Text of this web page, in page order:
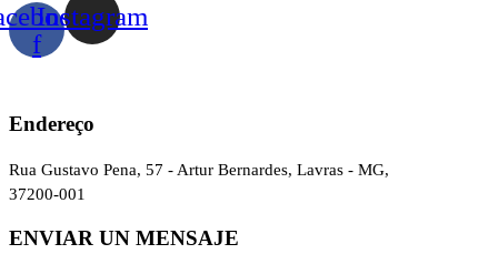
f
Instagram
Endereço
Rua Gustavo Pena, 57 - Artur Bernardes, Lavras - MG,
37200-001
ENVIAR UN MENSAJE